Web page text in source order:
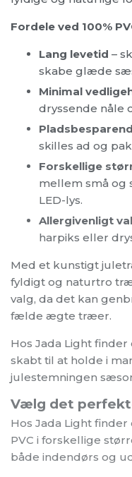
Fordele ved 100%
Lang levetid –
skabe glæde
Minimal
dryssende nåle
skilles ad og
Forskellige
mellem små og
LED-lys.
Allergivenligt
harpiks eller
Med et kunstigt
fyldigt og naturtro
valg, da det kan
fælde ægte træer.
Hos Jada Light
skabt til at holde i
julestemningen
Vælg det
Hos Jada Light
PVC i forskellige
både indendørs og